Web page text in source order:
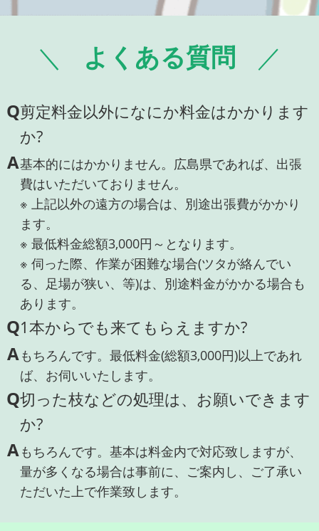
よくある質問
Q剪定料金以外になにか料金はかかります
か?
A基本的にはかかりません。広島県であれば、出張
費はいただいておりません。
※ 上記以外の遠方の場合は、別途出張費がかかり
ます。
※ 最低料金総額3,000円～となります。
※ 伺った際、作業が困難な場合(ツタが絡んでい
る、足場が狭い、等)は、別途料金がかかる場合も
あります。
Q1本からでも来てもらえますか?
Aもちろんです。最低料金(総額3,000円)以上であれ
ば、お伺いいたします。
Q切った枝などの処理は、お願いできます
か?
Aもちろんです。基本は料金内で対応致しますが、
量が多くなる場合は事前に、ご案内し、ご了承い
ただいた上で作業致します。